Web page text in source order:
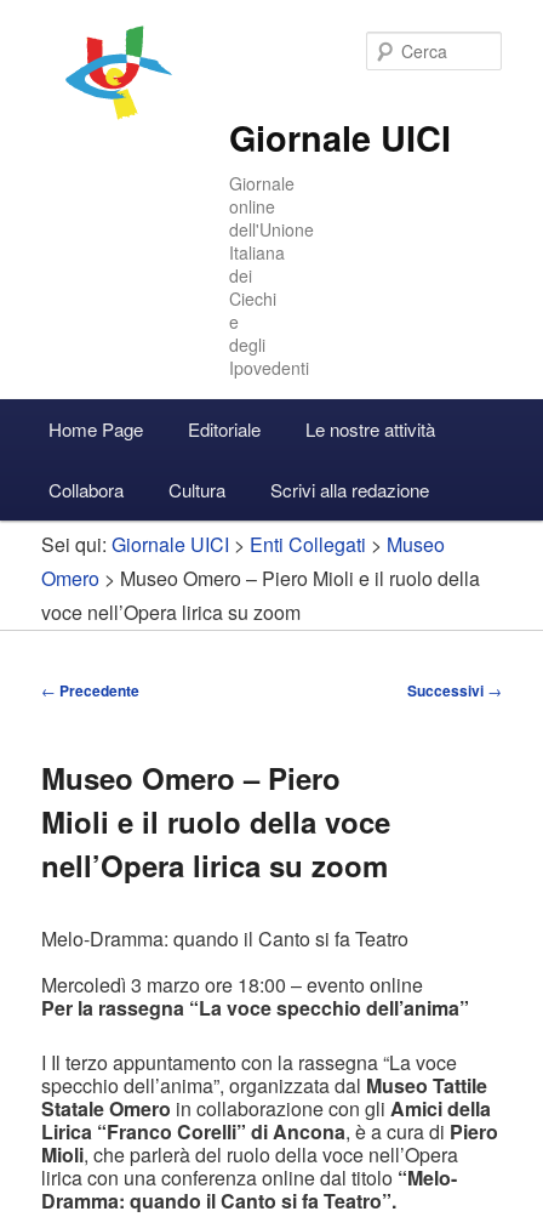
Giornale UICI
Giornale
online
dell'Unione
Italiana
dei
Ciechi
e
degli
Ipovedenti
principale
Vai
al
contenuto
principale
Vai
al
contenuto
secondario
Accedi
Home Page Editoriale Le nostre attività
Collabora Cultura Scrivi alla redazione
Sei qui:Giornale UICI > Enti Collegati > Museo
Omero > Museo Omero – Piero Mioli e il ruolo della
voce nell’Opera lirica su zoom
Navigazione
← Precedente Successivi →
Museo Omero – Piero
Mioli e il ruolo della voce
nell’Opera lirica su zoom
Melo-Dramma: quando il Canto si fa Teatro
Mercoledì 3 marzo ore 18:00 – evento online
Per la rassegna “La voce specchio dell’anima”
I Il terzo appuntamento con la rassegna “La voce
specchio dell’anima”, organizzata dal Museo Tattile
Statale Omero in collaborazione con gliAmici della
Lirica “Franco Corelli” di Ancona, è a cura di Piero
Mioli, che parlerà del ruolo della voce nell’Opera
lirica con una conferenza online dal titolo “Melo-
Dramma: quando il Canto si fa Teatro”.